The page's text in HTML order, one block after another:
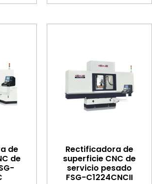
de
de
Rectificadora de
superficie CNC de
servicio pesado
FSG-C1224CNCII